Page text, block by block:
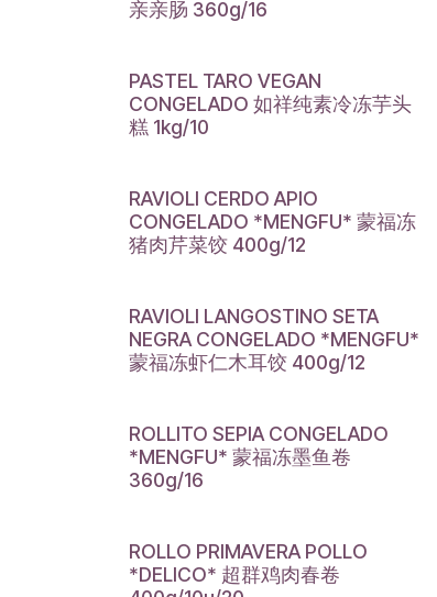
亲亲肠 360g/16
PASTEL TARO VEGAN
CONGELADO 如祥纯素冷冻芋头
糕 1kg/10
RAVIOLI CERDO APIO
CONGELADO *MENGFU* 蒙福冻
猪肉芹菜饺 400g/12
RAVIOLI LANGOSTINO SETA
NEGRA CONGELADO *MENGFU*
蒙福冻虾仁木耳饺 400g/12
ROLLITO SEPIA CONGELADO
*MENGFU* 蒙福冻墨鱼卷
360g/16
ROLLO PRIMAVERA POLLO
*DELICO* 超群鸡肉春卷